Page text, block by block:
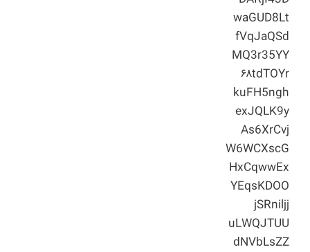
waGUD8Lt
fVqJaQSd
MQ3r35YY
۶۸tdTOYr
kuFH5ngh
exJQLK9y
As6XrCvj
W6WCXscG
HxCqwwEx
YEqsKDOO
jSRniljj
uLWQJTUU
dNVbLsZZ